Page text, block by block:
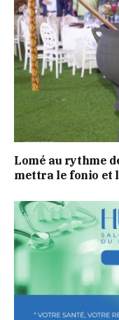
Lomé au rythme
mettra le fonio et